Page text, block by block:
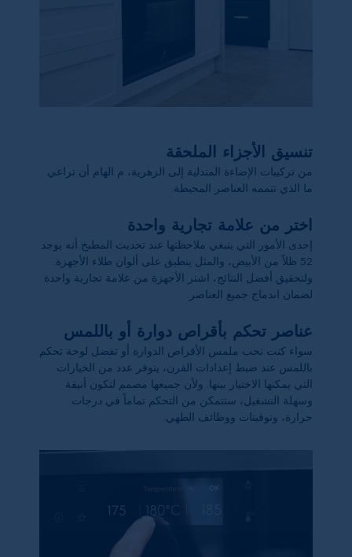
تنسيق الأجزاء الملحقة
من تركيبات الإضاءة المتدلية إلى الزهرية، م الهام أن تراعي
ما الذي تتممه العناصر المحيطة.
اختر من علامة تجارية واحدة
إحدى الأمور التي ينبغي ملاحظتها عند تحديث المطبخ أنه يوجد
52 ظلاً من الأبيض، والمثل ينطبق على ألوان طلاء الأجهزة.
ولتحقيق أفضل النتائج، اشتر الأجهزة من علامة تجارية واحدة
لضمان اندماج جميع العناصر.
عناصر تحكم بأقراص دوارة أو باللمس
سواء كنت تحب ملمس الأقراص الدوارة أو تفضل لوحة تحكم
باللمس عند ضبط إعدادات الفرن، يتوفر عدد من الخيارات
التي يمكنها الاختيار بينها. ولأن جميعها مصمم لتكون أنيقة
وسهلة التشغيل، ستتمكن من التحكم تماماً في درجات
حرارة، وتوقيتات ووظائف الطهي.